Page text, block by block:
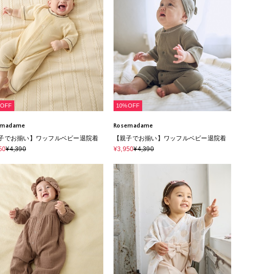
子でお揃い】ワッフルベビー退院着
¥4,390
10%OFF
Rosemadame
【親子でお揃い】ワッフルベビー退院着
¥3,950¥4,390